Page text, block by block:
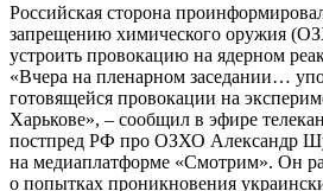
Российская сторона
запрещению химического оружия
устроить провокацию на ядерном
«Вчера на пленарном заседании…
готовящейся провокации на
Харькове», – сообщил в эфире
постпред РФ про ОЗХО Александр
на медиаплатформе «Смотрим». Он
о попытках проникновения